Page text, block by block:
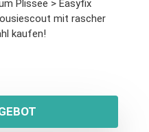
Plissee > Easyfix
mit rascher
kaufen!